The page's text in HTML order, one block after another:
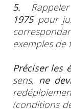
5.
1975 pour
exemples de
Préciser les
sens, ne
(conditions